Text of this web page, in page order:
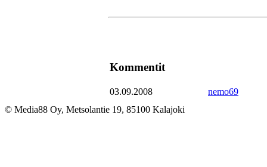
Kommentit
03.09.2008
nemo69
© Media88 Oy, Metsolantie 19, 85100 Kalajoki